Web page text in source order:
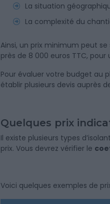
La situation
La complexité du
Ainsi, un prix minimum peut
près de 8 000 euros TTC,
Pour évaluer votre budget au
établir plusieurs devis auprès
Quelques prix
Il existe plusieurs types
prix. Vous devrez vérifier le
Voici quelques exemples de